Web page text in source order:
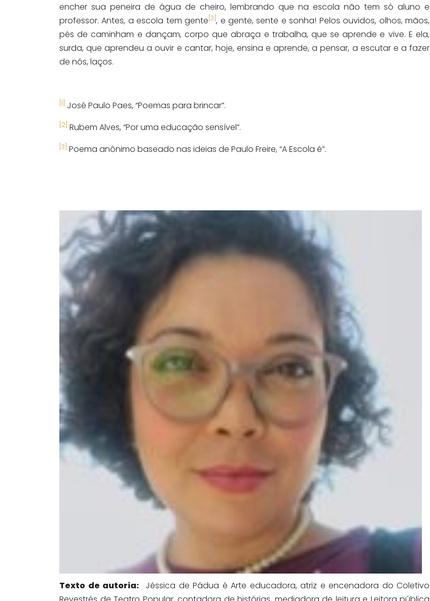
encher sua peneira de água de cheiro, lembrando que na escola não tem só aluno e
professor. Antes, a escola tem gente [3] , e gente, sente e sonha! Pelos ouvidos, olhos, mãos,
pés de caminham e dançam, corpo que abraça e trabalha, que se aprende e vive. E ela,
surda, que aprendeu a ouvir e cantar, hoje, ensina e aprende, a pensar, a escutar e a fazer
de nós, laços.
[1] José Paulo Paes, “Poemas para brincar”.
[2] Rubem Alves, “Por uma educação sensível”.
[3] Poema anônimo baseado nas ideias de Paulo Freire, “A Escola é”.
Texto de autoria: Jéssica de Pádua é Arte educadora, atriz e encenadora do Coletivo